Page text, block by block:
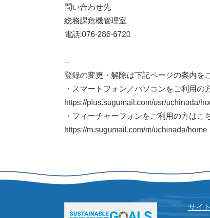
問い合わせ先
総務課危機管理室
電話:076-286-6720
--
登録の変更・解除は下記ページの案内を
・スマートフォン／パソコンをご利用の
https://plus.sugumail.com/usr/uchinada/
・フィーチャーフォンをご利用の方はこ
https://m.sugumail.com/m/uchinada/home
サイ